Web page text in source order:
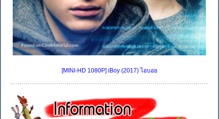
[MINI-HD 1080P] iBoy (2017) ไอบอย